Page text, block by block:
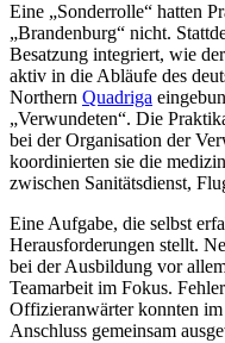
Eine „Sonderrolle“ hatten
„Brandenburg“ nicht.
Besatzung integriert, wie
aktiv in die Abläufe des
Northern Quadriga
„Verwundeten“. Die
bei der Organisation der
koordinierten sie die
zwischen Sanitätsdienst,
Eine Aufgabe, die selbst
Herausforderungen stellt.
bei der Ausbildung vor
Teamarbeit im Fokus.
Offizieranwärter konnten
Anschluss gemeinsam